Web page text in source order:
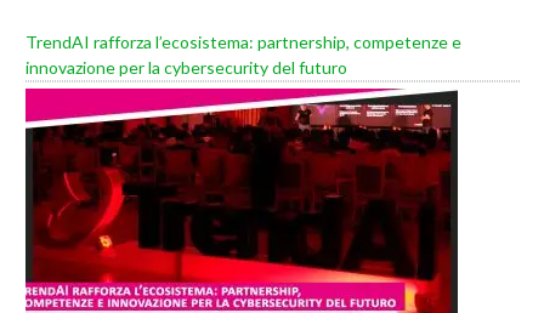
TrendAI rafforza l’ecosistema: partnership, competenze e
innovazione per la cybersecurity del futuro